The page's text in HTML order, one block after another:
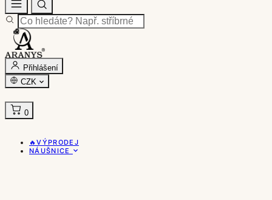
Přihlášení
CZK
0
🔥VÝPRODEJ
NÁUŠNICE